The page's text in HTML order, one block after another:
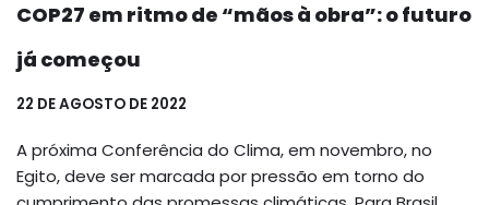
COP27 em ritmo de “mãos à obra”: o futuro
já começou
22 DE AGOSTO DE 2022
A próxima Conferência do Clima, em novembro, no
Egito, deve ser marcada por pressão em torno do